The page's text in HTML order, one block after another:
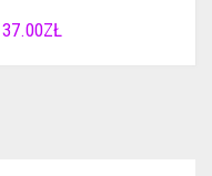
37.00ZŁ